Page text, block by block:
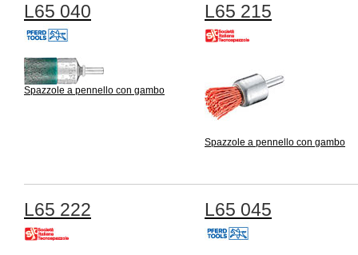
L65 040
Spazzole a pennello con gambo
L65 215
Spazzole a pennello con gambo
L65 222 L65 045